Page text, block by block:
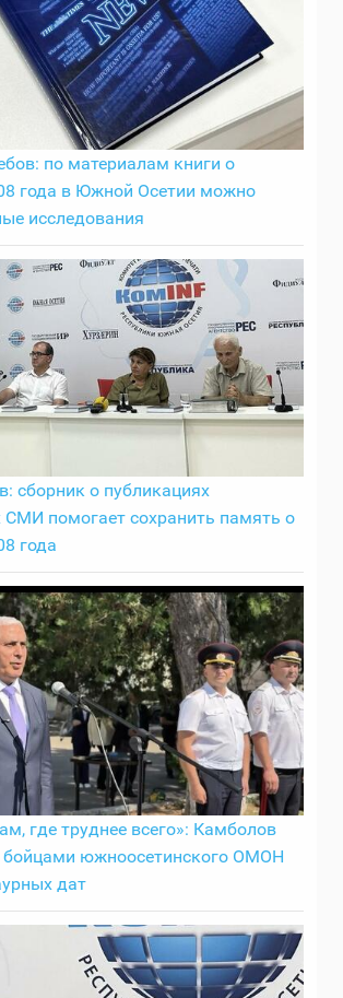
по материалам книги о
года в Южной Осетии можно
исследования
сборник о публикациях
СМИ помогает сохранить память о
года
где труднее всего»: Камболов
бойцами южноосетинского ОМОН
дат